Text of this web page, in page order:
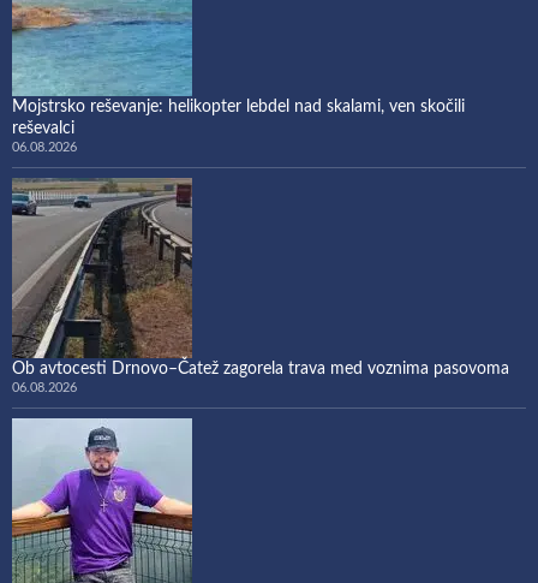
Mojstrsko reševanje: helikopter lebdel nad skalami, ven skočili
reševalci
06.08.2026
Ob avtocesti Drnovo–Čatež zagorela trava med voznima pasovoma
06.08.2026